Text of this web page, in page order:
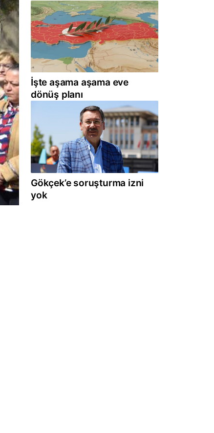
İşte aşama aşama eve
dönüş planı
Gökçek’e soruşturma izni
yok